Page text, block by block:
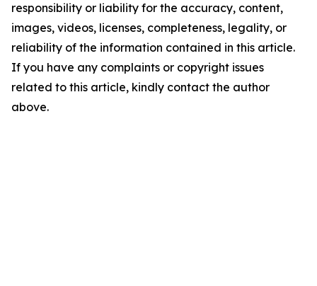
responsibility or liability for the accuracy, content,
images, videos, licenses, completeness, legality, or
reliability of the information contained in this article.
If you have any complaints or copyright issues
related to this article, kindly contact the author
above.